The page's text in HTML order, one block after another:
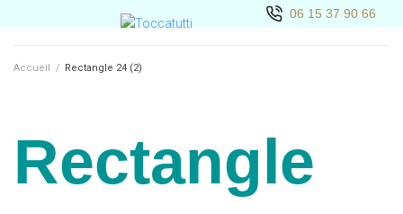
06 15 37 90 66
Accueil / Rectangle 24 (2)
Rectangle